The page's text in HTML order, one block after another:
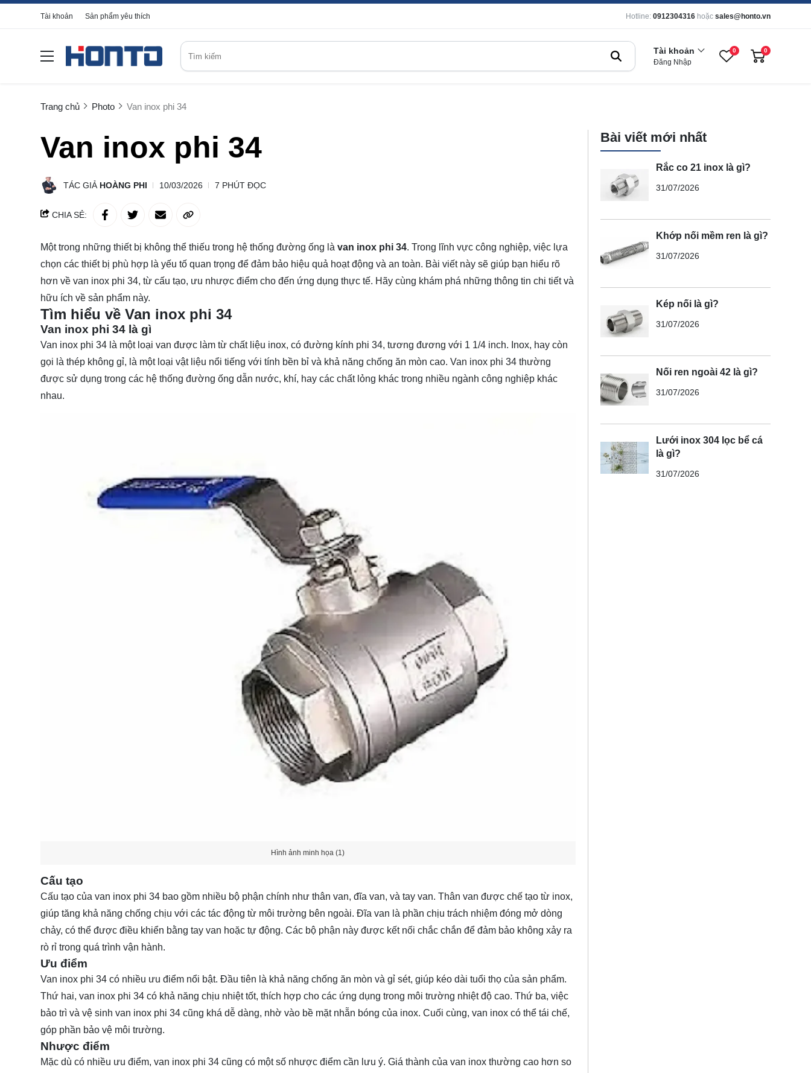
Tài khoản Sản phẩm yêu thích Hotline: 0912304316 hoặc sales@honto.vn
Tài khoản
Đăng Nhập
0 0
Trang chủ Photo Van inox phi 34
Van inox phi 34
TÁC GIẢ HOÀNG PHI 10/03/2026 7 PHÚT ĐỌC
CHIA SẺ:
Một trong những thiết bị không thể thiếu trong hệ thống đường ống là van inox phi 34. Trong lĩnh vực công nghiệp, việc lựa
chọn các thiết bị phù hợp là yếu tố quan trọng để đảm bảo hiệu quả hoạt động và an toàn. Bài viết này sẽ giúp bạn hiểu rõ
hơn về van inox phi 34, từ cấu tạo, ưu nhược điểm cho đến ứng dụng thực tế. Hãy cùng khám phá những thông tin chi tiết và
hữu ích về sản phẩm này.
Tìm hiểu về Van inox phi 34
Van inox phi 34 là gì
Van inox phi 34 là một loại van được làm từ chất liệu inox, có đường kính phi 34, tương đương với 1 1/4 inch. Inox, hay còn
gọi là thép không gỉ, là một loại vật liệu nổi tiếng với tính bền bỉ và khả năng chống ăn mòn cao. Van inox phi 34 thường
được sử dụng trong các hệ thống đường ống dẫn nước, khí, hay các chất lỏng khác trong nhiều ngành công nghiệp khác
nhau.
Hình ảnh minh họa (1)
Cấu tạo
Cấu tạo của van inox phi 34 bao gồm nhiều bộ phận chính như thân van, đĩa van, và tay van. Thân van được chế tạo từ inox,
giúp tăng khả năng chống chịu với các tác động từ môi trường bên ngoài. Đĩa van là phần chịu trách nhiệm đóng mở dòng
chảy, có thể được điều khiển bằng tay van hoặc tự động. Các bộ phận này được kết nối chắc chắn để đảm bảo không xảy ra
rò rỉ trong quá trình vận hành.
Ưu điểm
Van inox phi 34 có nhiều ưu điểm nổi bật. Đầu tiên là khả năng chống ăn mòn và gỉ sét, giúp kéo dài tuổi thọ của sản phẩm.
Thứ hai, van inox phi 34 có khả năng chịu nhiệt tốt, thích hợp cho các ứng dụng trong môi trường nhiệt độ cao. Thứ ba, việc
bảo trì và vệ sinh van inox phi 34 cũng khá dễ dàng, nhờ vào bề mặt nhẵn bóng của inox. Cuối cùng, van inox có thể tái chế,
góp phần bảo vệ môi trường.
Nhược điểm
Mặc dù có nhiều ưu điểm, van inox phi 34 cũng có một số nhược điểm cần lưu ý. Giá thành của van inox thường cao hơn so
Bài viết mới nhất
Rắc co 21 inox là gì?
31/07/2026
Khớp nối mềm ren là gì?
31/07/2026
Kép nối là gì?
31/07/2026
Nối ren ngoài 42 là gì?
31/07/2026
Lưới inox 304 lọc bể cá
là gì?
31/07/2026